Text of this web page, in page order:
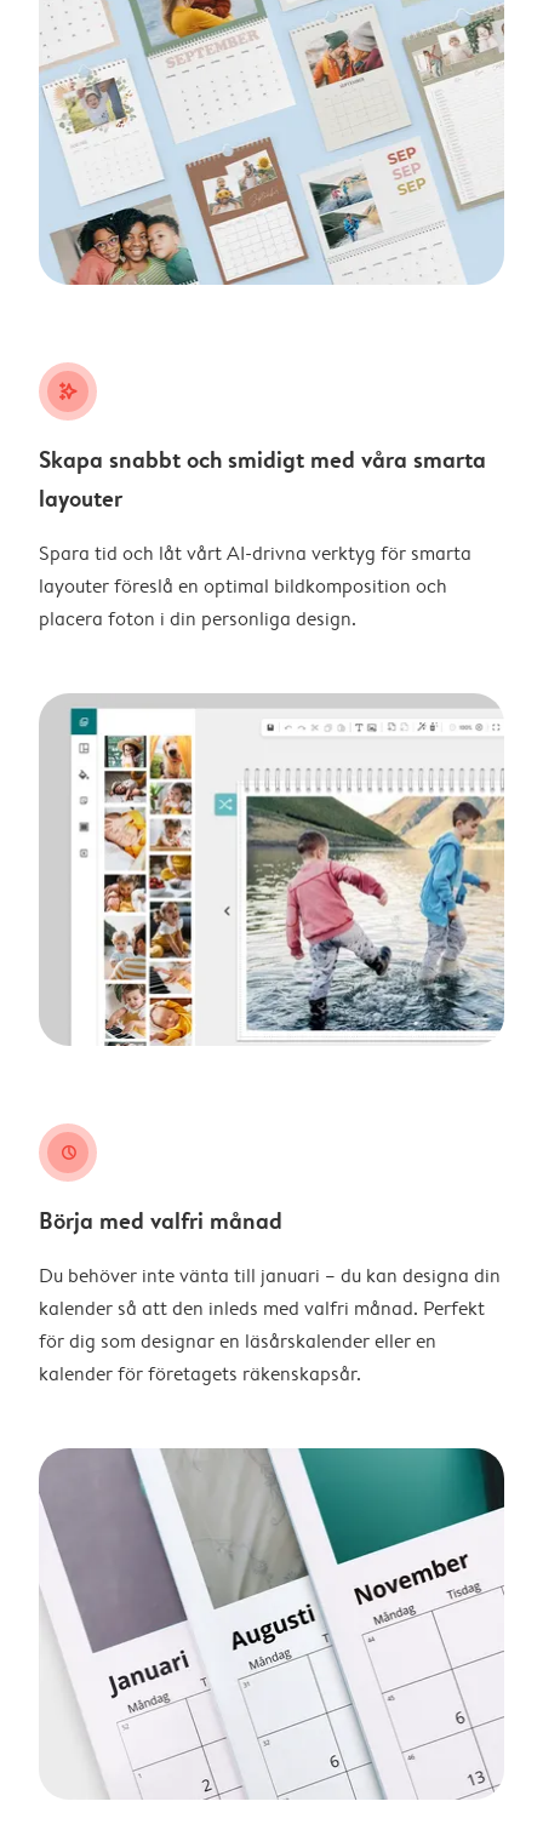
stars_plus
Skapa snabbt och smidigt med våra smarta
layouter
Spara tid och låt vårt AI-drivna verktyg för smarta
layouter föreslå en optimal bildkomposition och
placera foton i din personliga design.
clock
Börja med valfri månad
Du behöver inte vänta till januari – du kan designa din
kalender så att den inleds med valfri månad. Perfekt
för dig som designar en läsårskalender eller en
kalender för företagets räkenskapsår.